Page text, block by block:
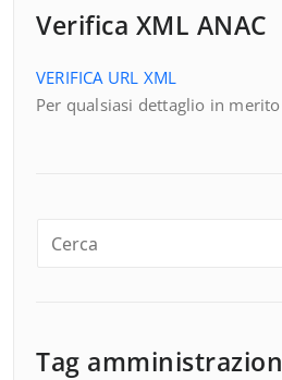
Verifica XML ANAC
VERIFICA URL XML
Per qualsiasi dettaglio in
Tag